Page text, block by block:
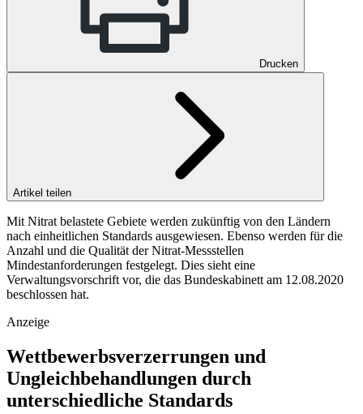
Drucken
Artikel teilen
Mit Nitrat belastete Gebiete werden zukünftig von den Ländern
nach einheitlichen Standards ausgewiesen. Ebenso werden für die
Anzahl und die Qualität der Nitrat-Messstellen
Mindestanforderungen festgelegt. Dies sieht eine
Verwaltungsvorschrift vor, die das Bundeskabinett am 12.08.2020
beschlossen hat.
Anzeige
Wettbewerbsverzerrungen und
Ungleichbehandlungen durch
unterschiedliche Standards